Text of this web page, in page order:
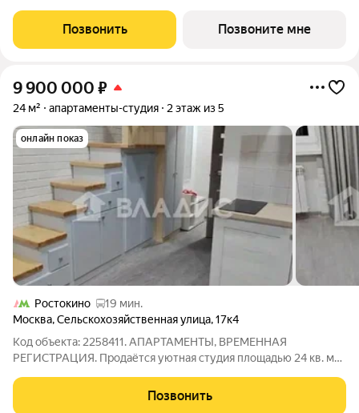
пешком до ж/д станции Мытищи и 20 минут на автомобиле до
метро
Позвонить Позвоните мне
9 900 000 ₽
24 м² апартаменты-студия 2 этаж из 5
онлайн показ
Ростокино
19 мин.
Москва,Сельскохозяйственная улица,17к4
Код объекта: 2258411. АПАРТАМЕНТЫ, ВРЕМЕННАЯ
РЕГИСТРАЦИЯ. Продаётся уютная студия площадью 24 кв. м
постройки по адресу: Сельскохозяйственная улица, 17к4
Апартаменты с евроремонтом, высокими
Позвонить